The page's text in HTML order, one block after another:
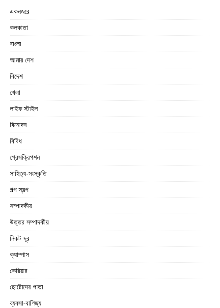
একনজরে
কলকাতা
বাংলা
আমার দেশ
বিদেশ
খেলা
লাইফ স্টাইল
বিনোদন
বিবিধ
প্রেসক্রিপশন
সাহিত্য-সংস্কৃতি
গল্প স্বল্প
সম্পাদকীয়
উত্তর সম্পাদকীয়
নিকট-দূর
ক্যাম্পাস
কেরিয়ার
ছোটোদের পাতা
ব্যবসা-বাণিজ্য